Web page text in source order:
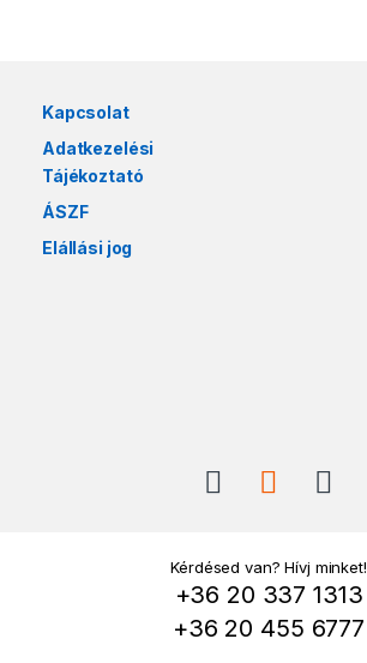
Kapcsolat
Adatkezelési
Tájékoztató
ÁSZF
Elállási jog
Kérdésed van? Hívj minket!
+36 20 337 1313
+36 20 455 6777